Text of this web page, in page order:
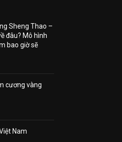
Sheng Thao –
đâu? Mô hình
bao giờ sẽ
cương vàng
Nam